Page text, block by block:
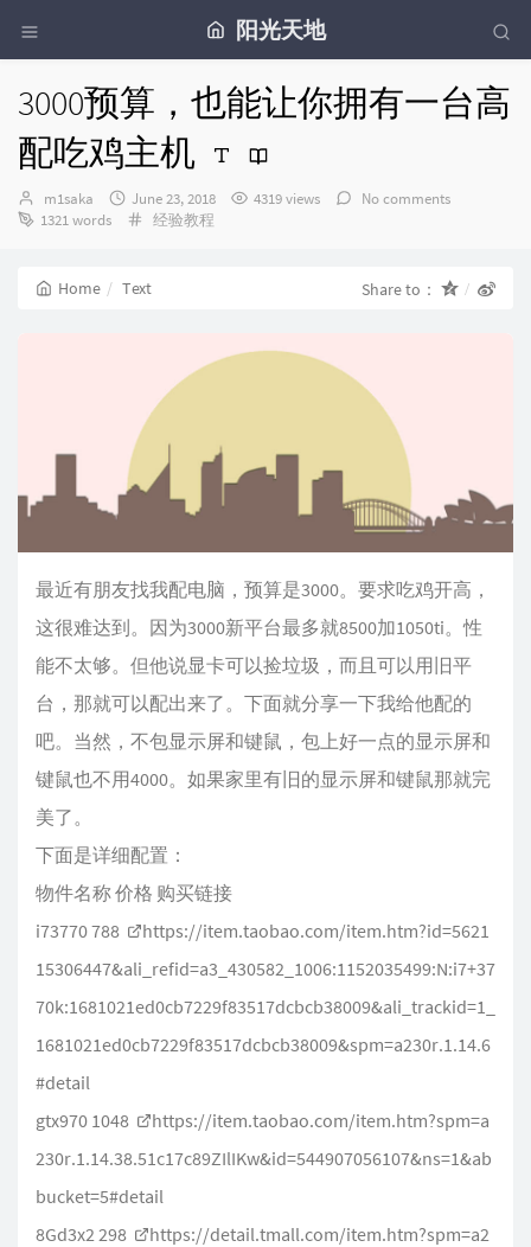
阳光天地
3000预算，也能让你拥有一台高
配吃鸡主机
Author：
m1saka
发
布
June 23, 2018 4319 views
No comments
1321 words
Categories：
经验教程
Home Text Share to：
最近有朋友找我配电脑，预算是3000。要求吃鸡开高，
这很难达到。因为3000新平台最多就8500加1050ti。性
能不太够。但他说显卡可以捡垃圾，而且可以用旧平
台，那就可以配出来了。下面就分享一下我给他配的
吧。当然，不包显示屏和键鼠，包上好一点的显示屏和
键鼠也不用4000。如果家里有旧的显示屏和键鼠那就完
美了。
下面是详细配置：
物件名称 价格 购买链接
i73770 788
https://item.taobao.com/item.htm?id=5621
15306447&ali_refid=a3_430582_1006:1152035499:N:i7+37
70k:1681021ed0cb7229f83517dcbcb38009&ali_trackid=1_
1681021ed0cb7229f83517dcbcb38009&spm=a230r.1.14.6
#detail
gtx970 1048
https://item.taobao.com/item.htm?spm=a
230r.1.14.38.51c17c89ZIlIKw&id=544907056107&ns=1&ab
bucket=5#detail
8Gd3x2 298
https://detail.tmall.com/item.htm?spm=a2